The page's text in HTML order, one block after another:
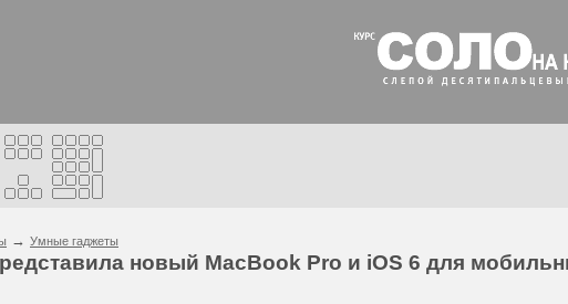
→ Умные гаджеты
новый MacBook Pro и iOS 6 для